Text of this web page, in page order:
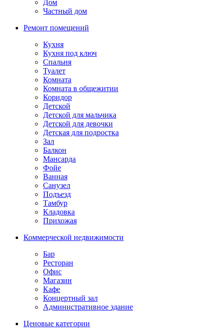
Дом
Частный дом
Ремонт помещений
Кухня
Кухня под ключ
Спальня
Туалет
Комната
Комната в общежитии
Коридор
Детской
Детской для мальчика
Детской для девочки
Детская для подростка
Зал
Балкон
Мансарда
Фойе
Ванная
Санузел
Подъезд
Тамбур
Кладовка
Прихожая
Коммерческой недвижимости
Бар
Ресторан
Офис
Магазин
Кафе
Концертный зал
Административное здание
Ценовые категории